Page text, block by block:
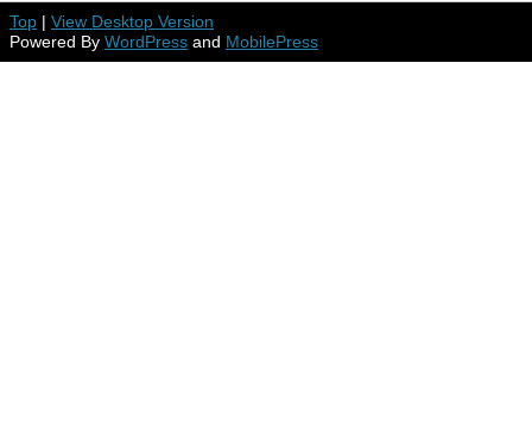
Top | View Desktop Version
Powered By WordPress and MobilePress